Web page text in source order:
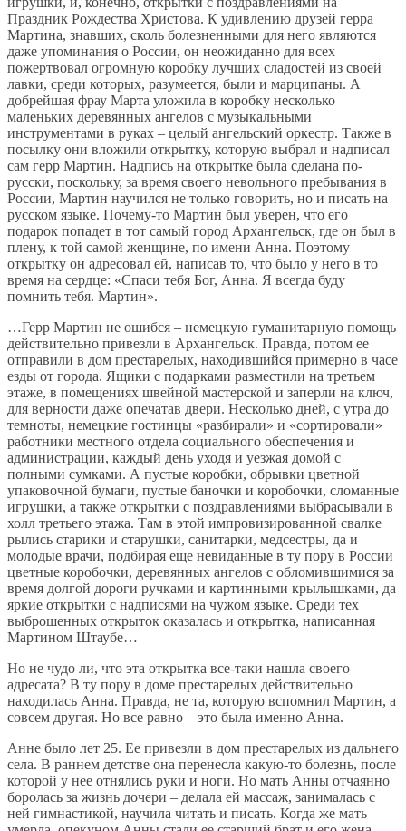
Праздник Рождества Христова. К удивлению друзей герра
Мартина, знавших, сколь болезненными для него являются
даже упоминания о России, он неожиданно для всех
пожертвовал огромную коробку лучших сладостей из своей
лавки, среди которых, разумеется, были и марципаны. А
добрейшая фрау Марта уложила в коробку несколько
маленьких деревянных ангелов с музыкальными
инструментами в руках – целый ангельский оркестр. Также в
посылку они вложили открытку, которую выбрал и надписал
сам герр Мартин. Надпись на открытке была сделана по-
русски, поскольку, за время своего невольного пребывания в
России, Мартин научился не только говорить, но и писать на
русском языке. Почему-то Мартин был уверен, что его
подарок попадет в тот самый город Архангельск, где он был в
плену, к той самой женщине, по имени Анна. Поэтому
открытку он адресовал ей, написав то, что было у него в то
время на сердце: «Спаси тебя Бог, Анна. Я всегда буду
помнить тебя. Мартин».
…Герр Мартин не ошибся – немецкую гуманитарную помощь
действительно привезли в Архангельск. Правда, потом ее
отправили в дом престарелых, находившийся примерно в часе
езды от города. Ящики с подарками разместили на третьем
этаже, в помещениях швейной мастерской и заперли на ключ,
для верности даже опечатав двери. Несколько дней, с утра до
темноты, немецкие гостинцы «разбирали» и «сортировали»
работники местного отдела социального обеспечения и
администрации, каждый день уходя и уезжая домой с
полными сумками. А пустые коробки, обрывки цветной
упаковочной бумаги, пустые баночки и коробочки, сломанные
игрушки, а также открытки с поздравлениями выбрасывали в
холл третьего этажа. Там в этой импровизированной свалке
рылись старики и старушки, санитарки, медсестры, да и
молодые врачи, подбирая еще невиданные в ту пору в России
цветные коробочки, деревянных ангелов с обломившимися за
время долгой дороги ручками и картинными крылышками, да
яркие открытки с надписями на чужом языке. Среди тех
выброшенных открыток оказалась и открытка, написанная
Мартином Штаубе…
Но не чудо ли, что эта открытка все-таки нашла своего
адресата? В ту пору в доме престарелых действительно
находилась Анна. Правда, не та, которую вспомнил Мартин, а
совсем другая. Но все равно – это была именно Анна.
Анне было лет 25. Ее привезли в дом престарелых из дальнего
села. В раннем детстве она перенесла какую-то болезнь, после
которой у нее отнялись руки и ноги. Но мать Анны отчаянно
боролась за жизнь дочери – делала ей массаж, занималась с
ней гимнастикой, научила читать и писать. Когда же мать